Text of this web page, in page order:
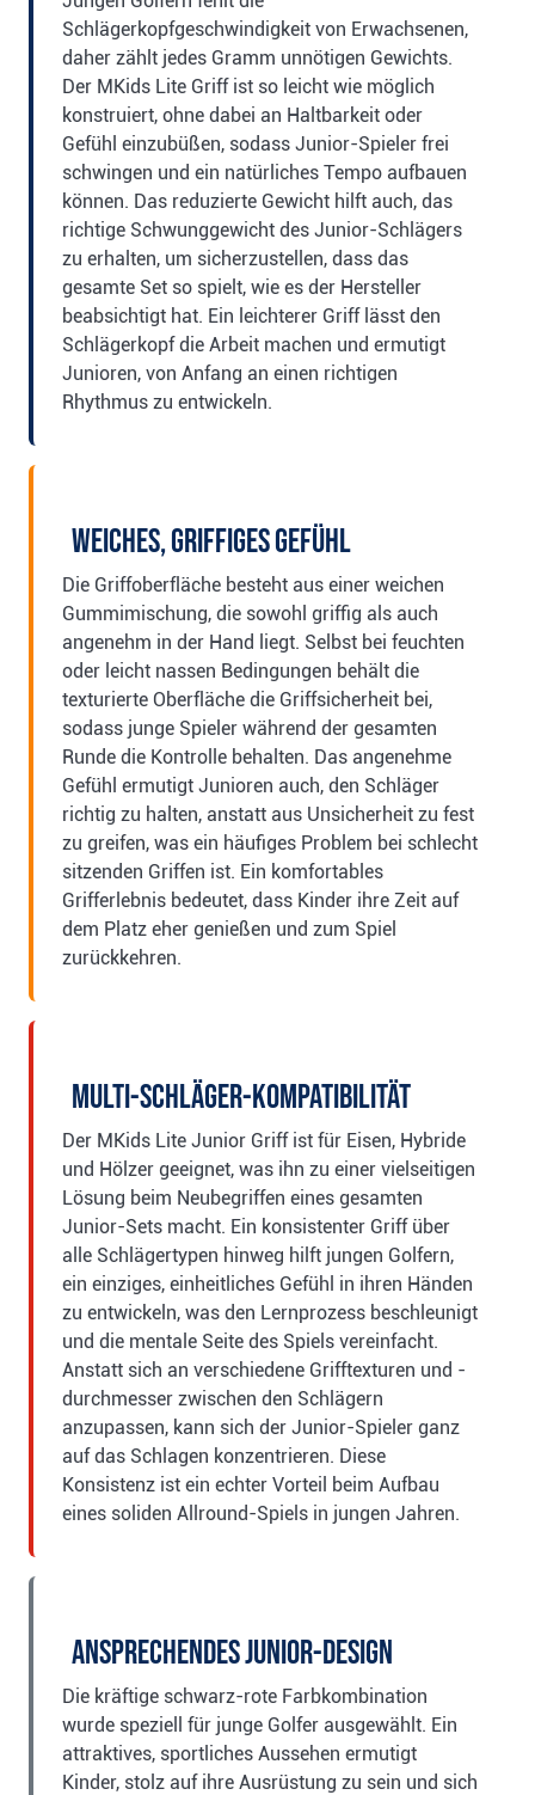
Schlägerkopfgeschwindigkeit von Erwachsenen,
daher zählt jedes Gramm unnötigen Gewichts.
Der MKids Lite Griff ist so leicht wie möglich
konstruiert, ohne dabei an Haltbarkeit oder
Gefühl einzubüßen, sodass Junior-Spieler frei
schwingen und ein natürliches Tempo aufbauen
können. Das reduzierte Gewicht hilft auch, das
richtige Schwunggewicht des Junior-Schlägers
zu erhalten, um sicherzustellen, dass das
gesamte Set so spielt, wie es der Hersteller
beabsichtigt hat. Ein leichterer Griff lässt den
Schlägerkopf die Arbeit machen und ermutigt
Junioren, von Anfang an einen richtigen
Rhythmus zu entwickeln.
Weiches, griffiges Gefühl
Die Griffoberfläche besteht aus einer weichen
Gummimischung, die sowohl griffig als auch
angenehm in der Hand liegt. Selbst bei feuchten
oder leicht nassen Bedingungen behält die
texturierte Oberfläche die Griffsicherheit bei,
sodass junge Spieler während der gesamten
Runde die Kontrolle behalten. Das angenehme
Gefühl ermutigt Junioren auch, den Schläger
richtig zu halten, anstatt aus Unsicherheit zu fest
zu greifen, was ein häufiges Problem bei schlecht
sitzenden Griffen ist. Ein komfortables
Grifferlebnis bedeutet, dass Kinder ihre Zeit auf
dem Platz eher genießen und zum Spiel
zurückkehren.
Multi-Schläger-Kompatibilität
Der MKids Lite Junior Griff ist für Eisen, Hybride
und Hölzer geeignet, was ihn zu einer vielseitigen
Lösung beim Neubegriffen eines gesamten
Junior-Sets macht. Ein konsistenter Griff über
alle Schlägertypen hinweg hilft jungen Golfern,
ein einziges, einheitliches Gefühl in ihren Händen
zu entwickeln, was den Lernprozess beschleunigt
und die mentale Seite des Spiels vereinfacht.
Anstatt sich an verschiedene Grifftexturen und -
durchmesser zwischen den Schlägern
anzupassen, kann sich der Junior-Spieler ganz
auf das Schlagen konzentrieren. Diese
Konsistenz ist ein echter Vorteil beim Aufbau
eines soliden Allround-Spiels in jungen Jahren.
Ansprechendes Junior-Design
Die kräftige schwarz-rote Farbkombination
wurde speziell für junge Golfer ausgewählt. Ein
attraktives, sportliches Aussehen ermutigt
Kinder, stolz auf ihre Ausrüstung zu sein und sich